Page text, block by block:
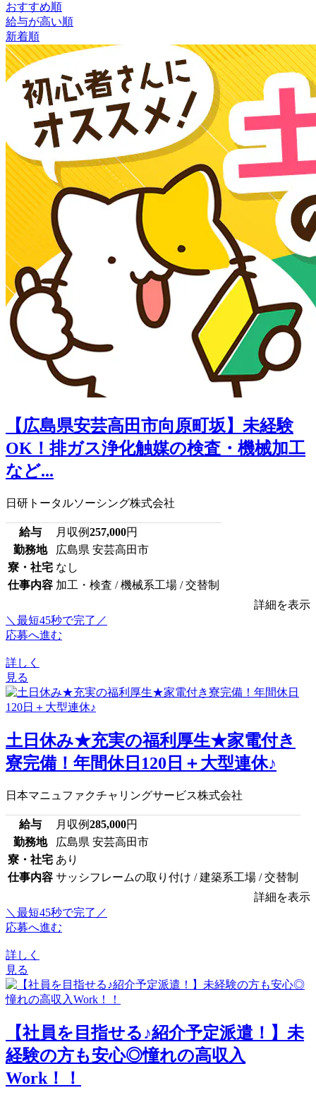
おすすめ順
給与が高い順
新着順
【広島県安芸高田市向原町坂】未経験
OK！排ガス浄化触媒の検査・機械加工
など...
日研トータルソーシング株式会社
給与 月収例257,000円
勤務地
広島県 安芸高田市
寮・社宅 なし
仕事内容 加工・検査 / 機械系工場 / 交替制
詳細を表示
＼最短45秒で完了／
応募へ進む
詳しく
見る
土日休み★充実の福利厚生★家電付き
寮完備！年間休日120日＋大型連休♪
日本マニュファクチャリングサービス株式会社
給与 月収例285,000円
勤務地
広島県 安芸高田市
寮・社宅 あり
仕事内容 サッシフレームの取り付け / 建築系工場 / 交替制
詳細を表示
＼最短45秒で完了／
応募へ進む
詳しく
見る
【社員を目指せる♪紹介予定派遣！】未
経験の方も安心◎憧れの高収入
Work！！